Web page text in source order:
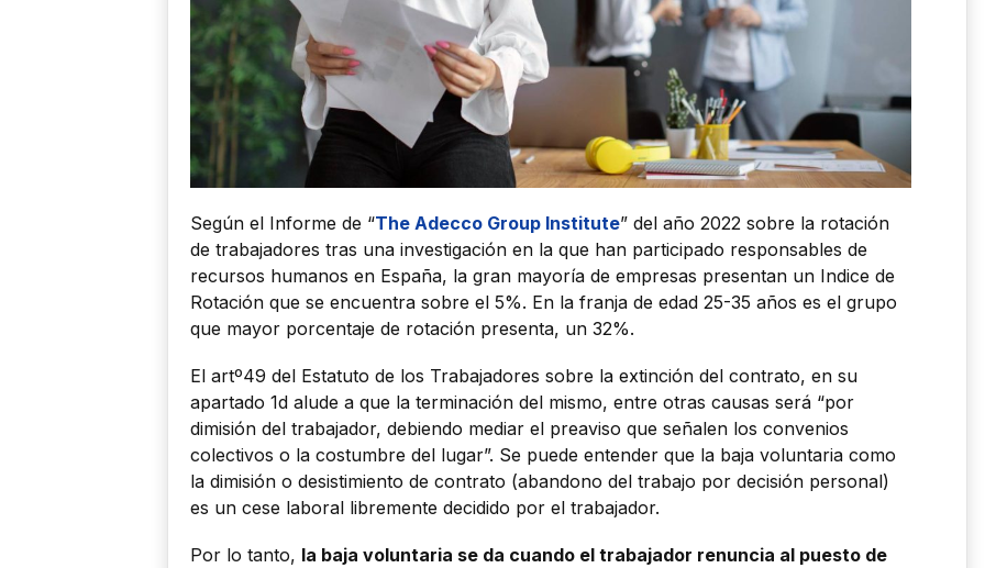
Según el Informe de “The Adecco Group Institute” del año 2022 sobre la rotación
de trabajadores tras una investigación en la que han participado responsables de
recursos humanos en España, la gran mayoría de empresas presentan un Indice de
Rotación que se encuentra sobre el 5%. En la franja de edad 25-35 años es el grupo
que mayor porcentaje de rotación presenta, un 32%.
El artº49 del Estatuto de los Trabajadores sobre la extinción del contrato, en su
apartado 1d alude a que la terminación del mismo, entre otras causas será “por
dimisión del trabajador, debiendo mediar el preaviso que señalen los convenios
colectivos o la costumbre del lugar”. Se puede entender que la baja voluntaria como
la dimisión o desistimiento de contrato (abandono del trabajo por decisión personal)
es un cese laboral libremente decidido por el trabajador.
Por lo tanto, la baja voluntaria se da cuando el trabajador renuncia al puesto de